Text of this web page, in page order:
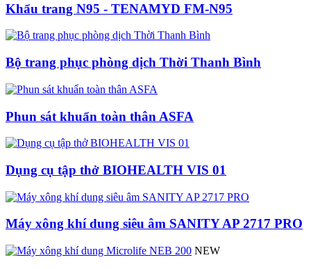
Khẩu trang N95 - TENAMYD FM-N95
Bộ trang phục phòng dịch Thời Thanh Bình
Phun sát khuẩn toàn thân ASFA
Dụng cụ tập thở BIOHEALTH VIS 01
Máy xông khí dung siêu âm SANITY AP 2717 PRO
NEW